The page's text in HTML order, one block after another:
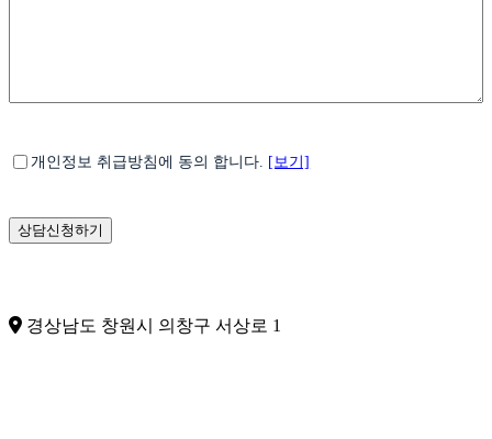
개
보
수
이
용
* 개인정보 취급방침에 동의 합니다. [보기]
경상남도 창원시 의창구 서상로 1